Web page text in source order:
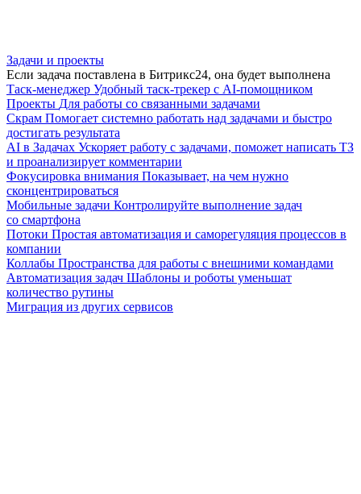
Задачи и проекты
Если задача поставлена в Битрикс24, она будет выполнена
Таск-менеджер Удобный таск-трекер с AI-помощником
Проекты Для работы со связанными задачами
Скрам Помогает системно работать над задачами и быстро
достигать результата
AI в Задачах Ускоряет работу с задачами, поможет написать ТЗ
и проанализирует комментарии
Фокусировка внимания Показывает, на чем нужно
сконцентрироваться
Мобильные задачи Контролируйте выполнение задач
со смартфона
Потоки Простая автоматизация и саморегуляция процессов в
компании
Коллабы Пространства для работы с внешними командами
Автоматизация задач Шаблоны и роботы уменьшат
количество рутины
Миграция из других сервисов